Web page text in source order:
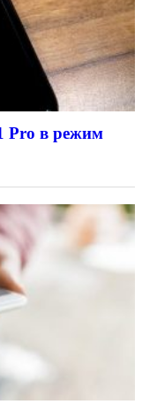
Pro в режим